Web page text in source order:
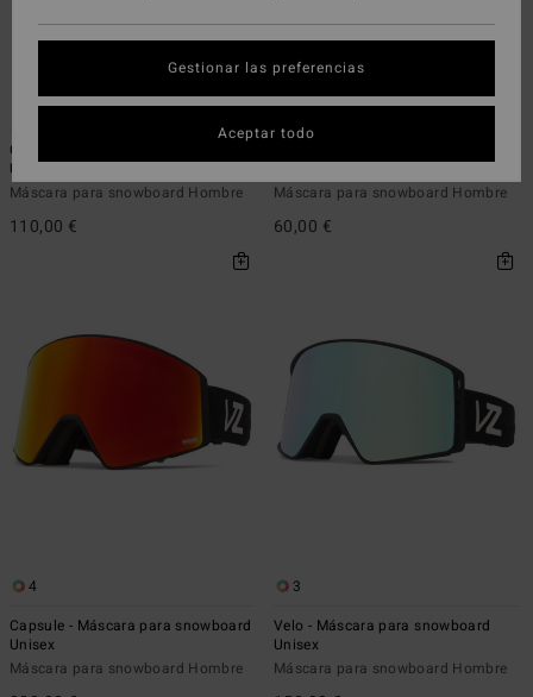
Cleaver - Máscara para snowboard
Unisex
Máscara para snowboard Hombre
110,00 €
2
Unisex
Máscara para snowboard Hombre
60,00 €
4
Capsule - Máscara para snowboard
Unisex
Máscara para snowboard Hombre
3
Velo - Máscara para snowboard
Unisex
Máscara para snowboard Hombre
Gestionar las preferencias
Aceptar todo